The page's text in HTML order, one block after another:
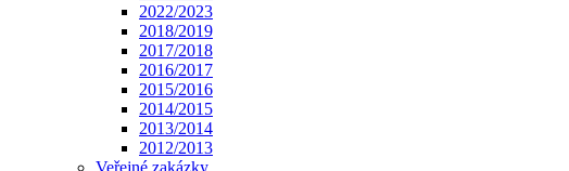
2022/2023
2018/2019
2017/2018
2016/2017
2015/2016
2014/2015
2013/2014
2012/2013
Veřejné zakázky